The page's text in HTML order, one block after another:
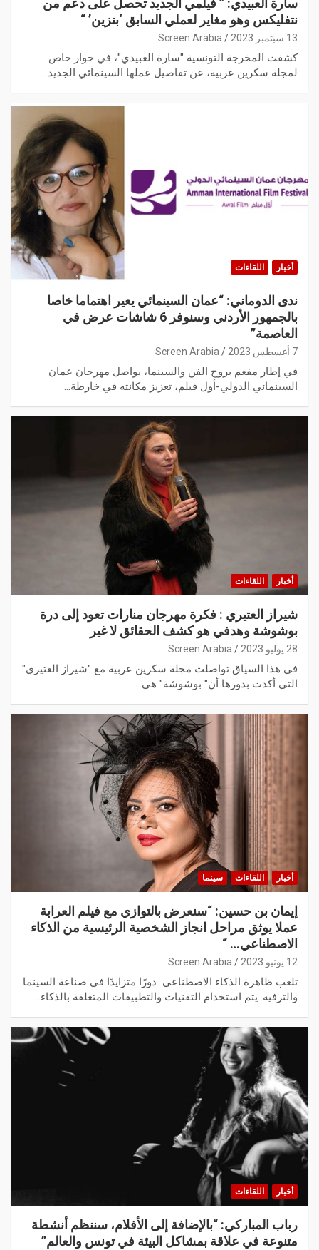
سارة العبيدي: ” فيلمي الجديد تحصل على دعم من
نتفليكس وهو مغاير لعملي السابق ‘بنزين’ “
13 سبتمبر 2023 Screen Arabia
كشفت المخرجة التونسية "سارة العبيدي"، في حوار خاص
لمجلة سكرين عربية، عن تفاصيل عملها السينمائي الجديد…
أخبار اللقاءات
ندى الدوماني: “عمان السينمائي يعير اهتماما خاصا
بالجمهور الأردني وسنوفر 6 شاشات عرض في
العاصمة”
7 أغسطس 2023 Screen Arabia
في إطار مفعم بروح الفن والسينما، يواصل مهرجان عمان
السينمائي الدولي-أول فيلم، تعزيز مكانته في خارطة…
أخبار اللقاءات
شيراز العتيري : فكرة مهرجان منارات تعود إلى درة
بوشوشة وهدفي هو كشف الحقائق لا غير
28 يوليو 2023 Screen Arabia
في هذا السياق تواصلت مجلة سكرين عربية مع "شيراز العتيري"
التي أكدت بدورها أن" بوشوشة" هي…
أخبار اللقاءات سينما
إيمان بن حسين: “سنعرض بالتوازي مع فيلم العرابة
عملا يوثق مراحل انجاز الشخصية الرئيسية من الذكاء
الاصطناعي… “
12 يونيو 2023 Screen Arabia
تلعب ظاهرة الذكاء الاصطناعي دورًا متزايدًا في صناعة السينما
والترفيه. يتم استخدام التقنيات والتطبيقات المتعلقة بالذكاء…
أخبار اللقاءات
رباب المباركي: “بالإضافة إلى الأفلام، سننظم أنشطة
متنوعة في علاقة بمشاكل البيئة في تونس والعالم”